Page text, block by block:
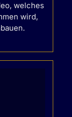
welches
wird,